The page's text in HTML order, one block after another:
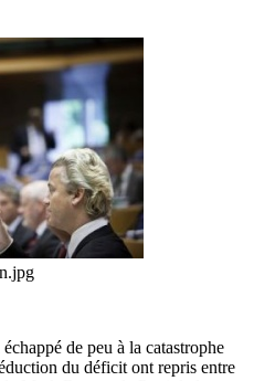
de peu à la catastrophe
du déficit ont repris entre